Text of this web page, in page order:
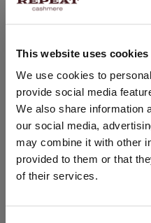
This website uses cookies
We use cookies to
provide social media
We also share information
our social media,
may combine it with other
provided to them or that
of their services.
100% Cachemire organique
TAILLE & COUPE
ENTRETIEN
LIVRAISON ET RETOURS
CHANGER DE PAYS
Vous visitez Repeat
Souhaitez-vous mettre à
États-Unis ($)